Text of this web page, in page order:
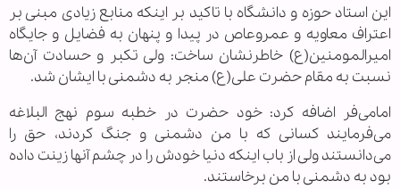
این استاد حوزه و دانشگاه با تاکید بر اینکه منابع زیادی مبنی بر
اعتراف معاویه و عمروعاص در پیدا و پنهان به فضایل و جایگاه
امیرالمومنین(ع) خاطرنشان ساخت: ولی تکبر و حسادت آن‌ها
نسبت به مقام حضرت علی(ع) منجر به دشمنی با ایشان شد.
امامی‌فر اضافه کرد: خود حضرت در خطبه سوم نهج البلاغه
می‌فرمایند کسانی که با من دشمنی و جنگ کردند، حق را
می‌دانستند ولی از باب اینکه دنیا خودش را در چشم آنها زینت داده
بود به دشمنی با من برخاستند.